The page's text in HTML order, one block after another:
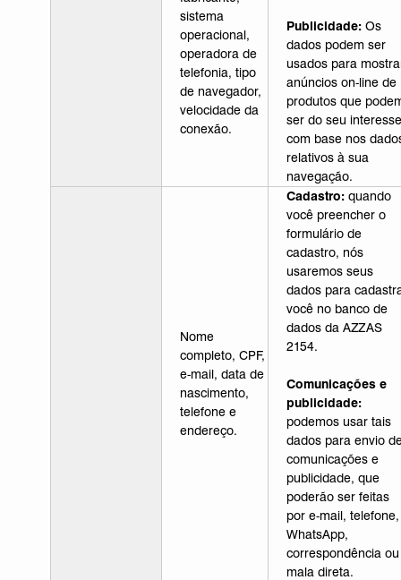
sistema
operacional,
operadora de
telefonia, tipo
de navegador,
velocidade da
conexão.
Publicidade: Os
dados podem ser
usados para
anúncios on-line de
produtos que
ser do seu
com base nos
relativos à sua
navegação.
Nome
completo, CPF,
e-mail, data de
nascimento,
telefone e
endereço.
Cadastro: quando
você preencher o
formulário de
cadastro, nós
usaremos seus
dados para
você no banco de
dados da AZZAS
2154.
Comunicações e
publicidade:
podemos usar tais
dados para envio
comunicações e
publicidade, que
poderão ser feitas
por e-mail, telefone,
WhatsApp,
correspondência ou
mala direta.